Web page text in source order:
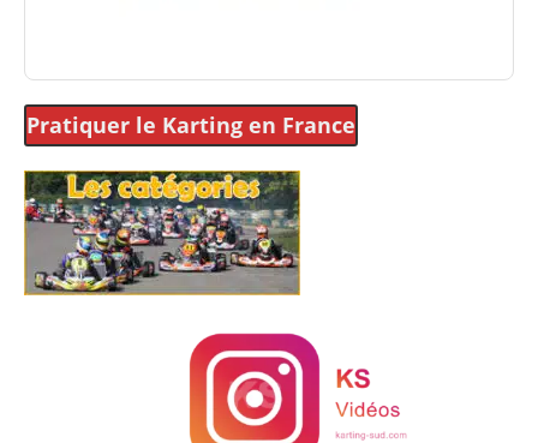
Pratiquer le Karting en France